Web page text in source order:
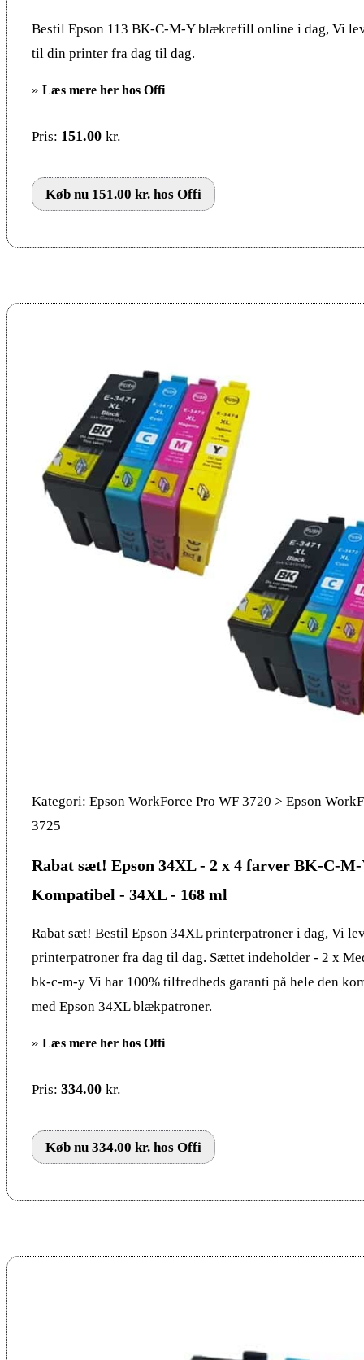
Bestil Epson 113 BK-C-M-Y blækrefill online i dag, Vi
til din printer fra dag til dag.
» Læs mere her hos Offi
Pris: 151.00 kr.
Køb nu 151.00 kr. hos Offi
Kategori: Epson WorkForce Pro WF 3720 > Epson
3725
Rabat sæt! Epson 34XL - 2 x 4 farver BK-C-
Kompatibel - 34XL - 168 ml
Rabat sæt! Bestil Epson 34XL printerpatroner i dag, Vi
printerpatroner fra dag til dag. Sættet indeholder - 2 x
bk-c-m-y Vi har 100% tilfredheds garanti på hele den
med Epson 34XL blækpatroner.
» Læs mere her hos Offi
Pris: 334.00 kr.
Køb nu 334.00 kr. hos Offi